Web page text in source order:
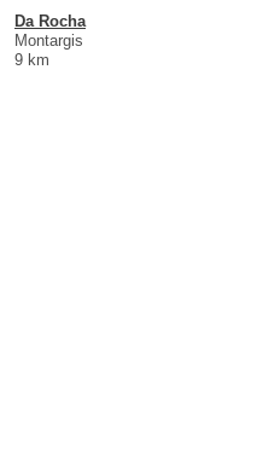
Da Rocha
Montargis
9 km